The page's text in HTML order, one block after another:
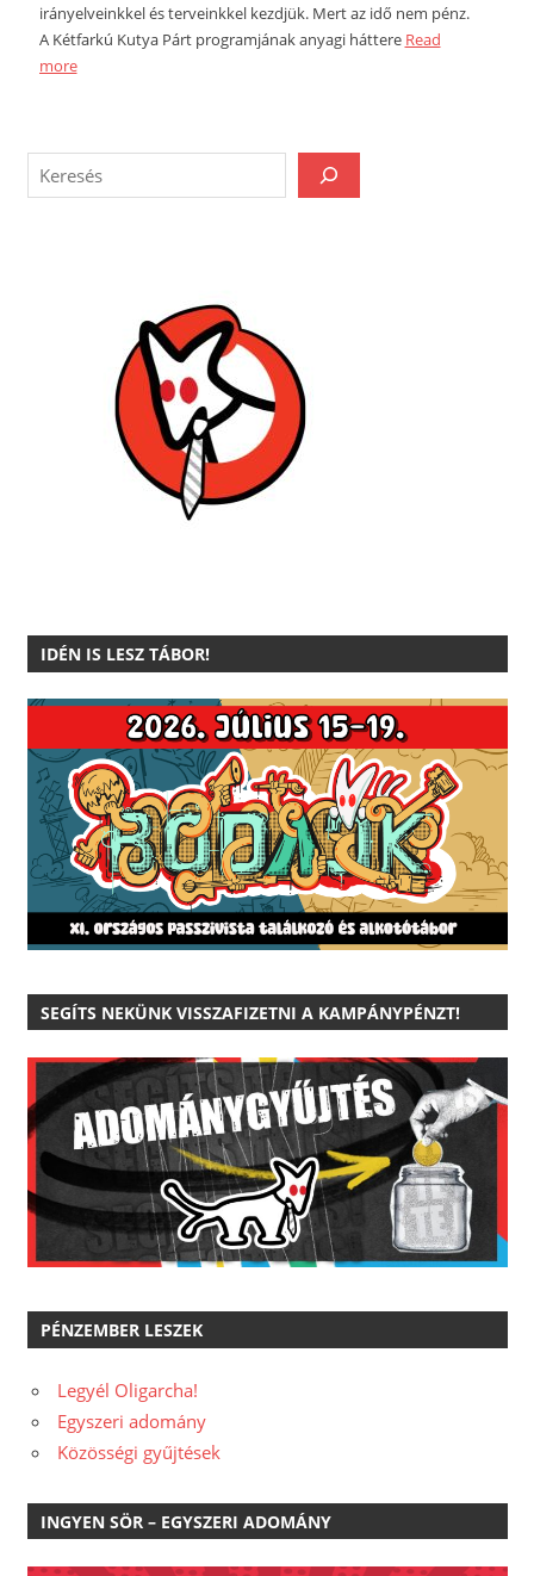
irányelveinkkel és terveinkkel kezdjük. Mert az idő nem pénz.
A Kétfarkú Kutya Párt programjának anyagi háttere Read
more
IDÉN IS LESZ TÁBOR!
SEGÍTS NEKÜNK VISSZAFIZETNI A KAMPÁNYPÉNZT!
PÉNZEMBER LESZEK
Legyél Oligarcha!
Egyszeri adomány
Közösségi gyűjtések
INGYEN SÖR – EGYSZERI ADOMÁNY